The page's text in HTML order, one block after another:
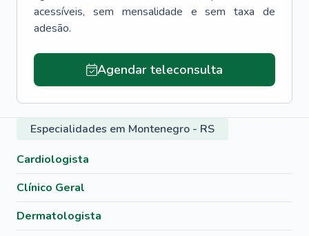
acessíveis, sem mensalidade e sem taxa de
adesão.
Agendar teleconsulta
Especialidades em Montenegro - RS
Cardiologista
Clínico Geral
Dermatologista